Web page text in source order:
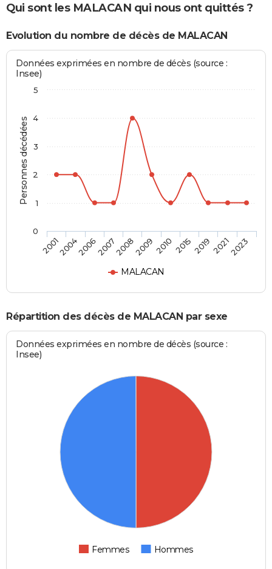
Qui sont les MALACAN qui nous ont quittés ?
Evolution du nombre de décès de MALACAN
Personnes décédées
Données exprimées en nombre de décès (source :
Insee)
MALACAN
2001200420062007200820092010 2015201920212023
0
1
2
3
4
5
Répartition des décès de MALACAN par sexe
Données exprimées en nombre de décès (source :
Insee)
Femmes Hommes